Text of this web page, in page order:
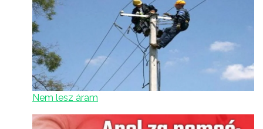
Nem lesz áram